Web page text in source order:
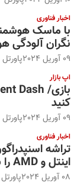
اخبار فناوری
با ماسک
نگران آلودگی
09 آوریل 2024 پاورتل
اپ بازار
کنید
09 آوریل 2024 پاورتل
اخبار فناوری
اینتل و AMD را شکست داد
08 آوریل 2024 پاورتل